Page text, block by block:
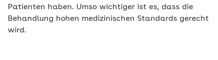
Patienten haben. Umso wichtiger ist es, dass die
Behandlung hohen medizinischen Standards gerecht
wird.